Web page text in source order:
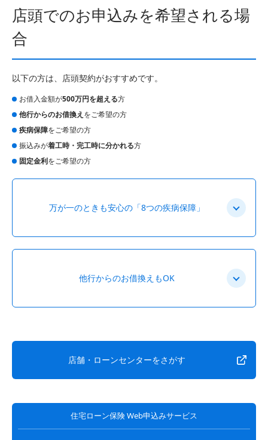
店頭でのお申込みを希望される場
合
以下の方は、店頭契約がおすすめです。
お借入金額が500万円を超える方
他行からのお借換え をご希望の方
疾病保障をご希望の方
振込みが着工時・完工時に分かれる方
固定金利をご希望の方
万が一のときも安心の「8つの疾病保障」
他行からのお借換えもOK
店舗・ローンセンターをさがす
住宅ローン保険 Web申込みサービス